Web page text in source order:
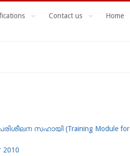
Contact us Home
സഹായി (Training Module for